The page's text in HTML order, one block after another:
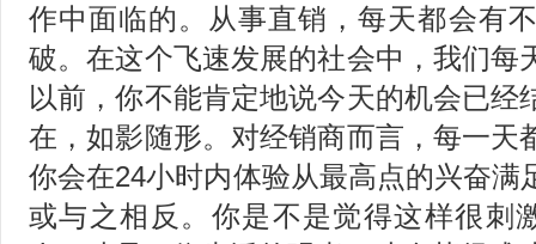
作中面临的。从事直销，每天都会有
破。在这个飞速发展的社会中，我们每
以前，你不能肯定地说今天的机会已经
在，如影随形。对经销商而言，每一天
你会在24小时内体验从最高点的兴奋满
或与之相反。你是不是觉得这样很刺